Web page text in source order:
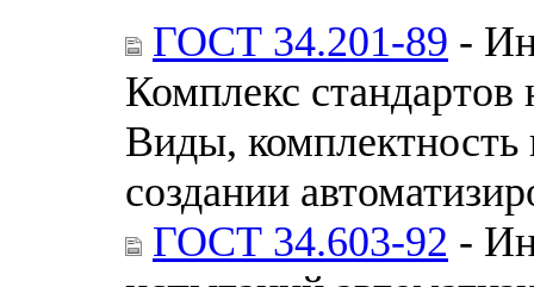
ГОСТ 34.201-89 -
Комплекс
Виды, комплектность
создании
ГОСТ 34.603-92 -